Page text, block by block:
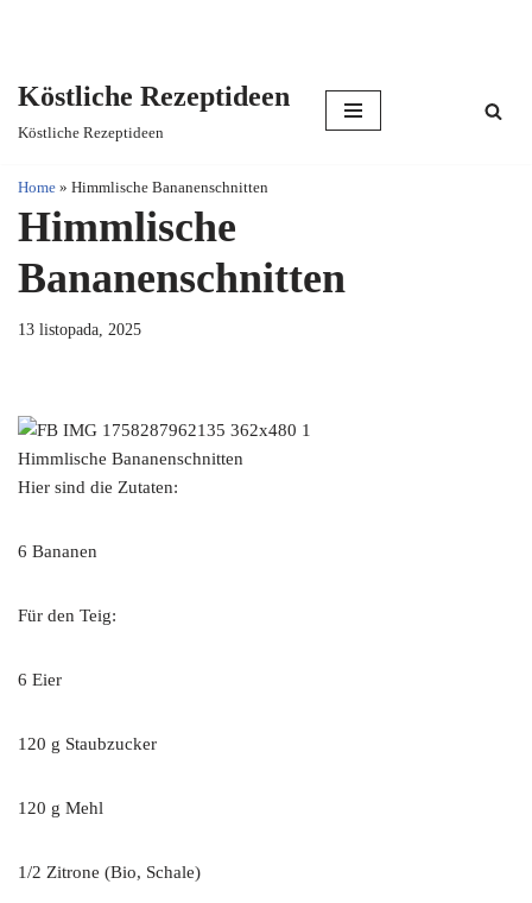
content
Köstliche Rezeptideen
Köstliche Rezeptideen
Home » Himmlische Bananenschnitten
Himmlische
Bananenschnitten
13 listopada, 2025
Himmlische Bananenschnitten
Hier sind die Zutaten:
6 Bananen
Für den Teig:
6 Eier
120 g Staubzucker
120 g Mehl
1/2 Zitrone (Bio, Schale)